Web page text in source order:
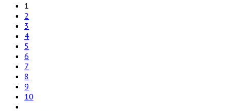
1
2
3
4
5
6
7
8
9
10